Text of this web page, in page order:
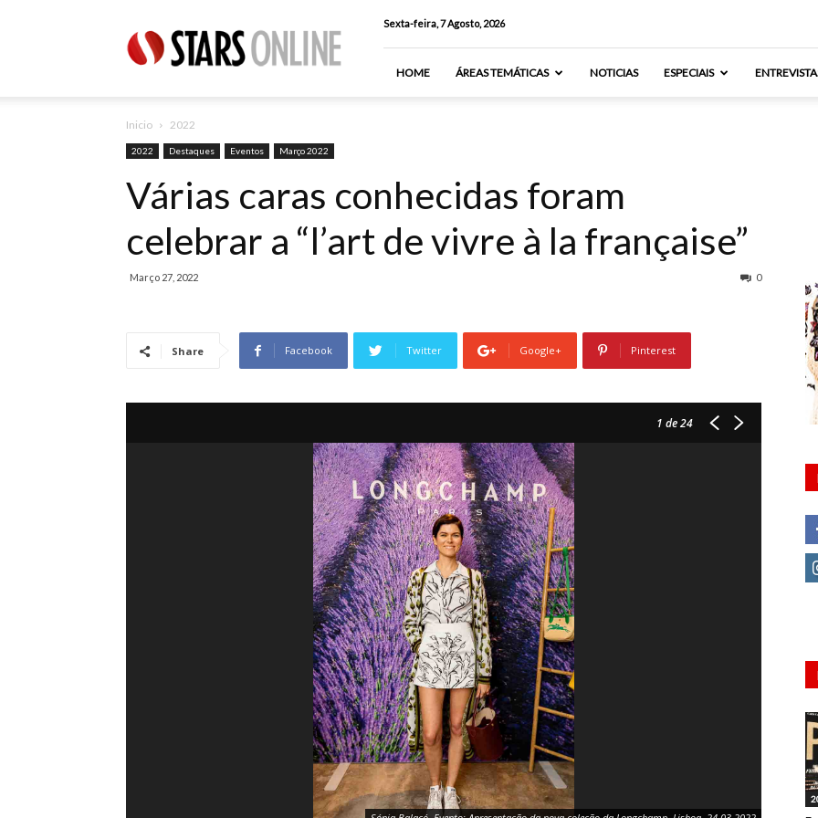
Online
Sexta-feira, 7 Agosto, 2026
HOME ÁREAS TEMÁTICAS NOTICIAS ESPECIAIS
Inicio 2022
2022 Destaques Eventos Março 2022
Várias caras conhecidas foram
celebrar a “l’art de vivre à la française”
Março 27, 2022 0
Share Facebook Twitter Google+ Pinterest
1 de 24